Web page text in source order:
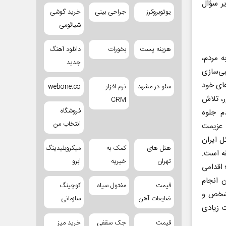
سؤال
مردم،
خود
تلاش
جلوه
عزیمت
ایران
است.
انجام
و
زیادی
یوتوبروکرز جراحی بینی
خرید گوشی
شیائومی
هزینه پست بخورات
دانلود آهنگ
جدید
سئو در مشهد
نرم افزار
CRM
webone.co
فروشگاه
انتخاب من
هتل های
تهران
کمک به
خیریه
میکروبلیدینگ
ابرو
قیمت
ضایعات آهن
مفتول سیاه
کوچینگ
سازمانی
قیمت جک سقفی خرید میز